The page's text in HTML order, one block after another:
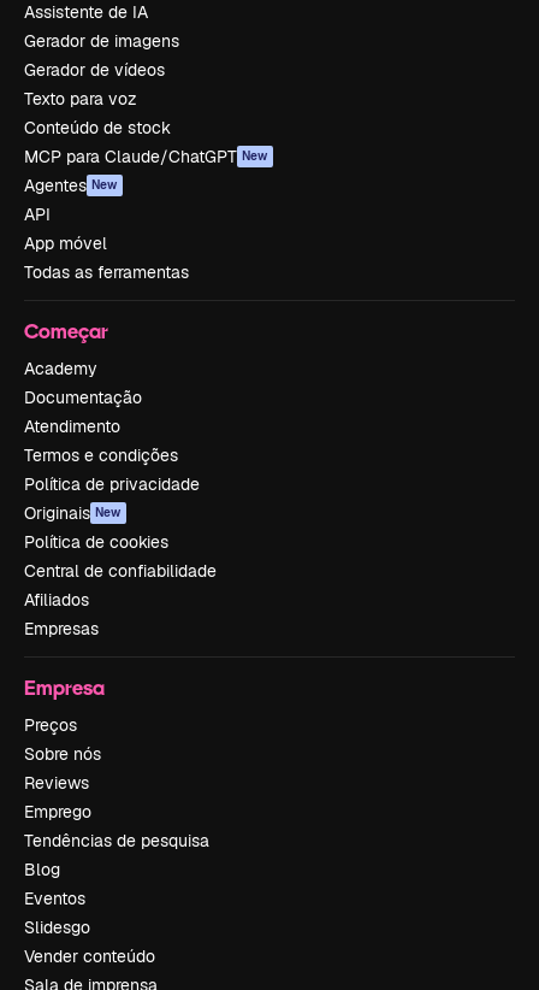
Assistente de IA
Gerador de imagens
Gerador de vídeos
Texto para voz
Conteúdo de stock
MCP para Claude/ChatGPT New
Agentes New
API
App móvel
Todas as ferramentas
Começar
Academy
Documentação
Atendimento
Termos e condições
Política de privacidade
Originais New
Política de cookies
Central de confiabilidade
Afiliados
Empresas
Empresa
Preços
Sobre nós
Reviews
Emprego
Tendências de pesquisa
Blog
Eventos
Slidesgo
Vender conteúdo
Sala de imprensa